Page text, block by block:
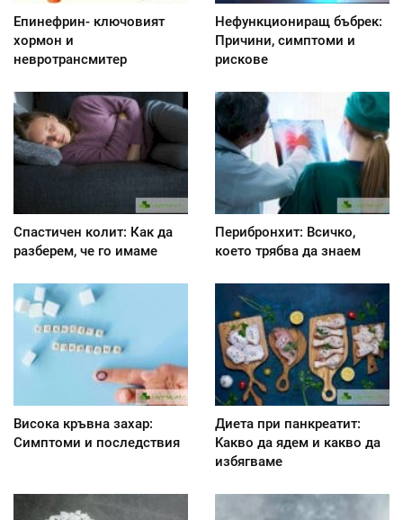
Епинефрин- ключовият
хормон и
невротрансмитер
Нефункциониращ бъбрек:
Причини, симптоми и
рискове
Спастичен колит: Как да
разберем, че го имаме
Перибронхит: Всичко,
което трябва да знаем
Висока кръвна захар:
Симптоми и последствия
Диета при панкреатит:
Kакво да ядем и какво да
избягваме